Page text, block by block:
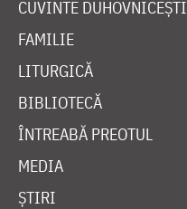
CUVINTE DUHOVNICEȘTI
FAMILIE
LITURGICĂ
BIBLIOTECĂ
ÎNTREABĂ PREOTUL
MEDIA
ȘTIRI